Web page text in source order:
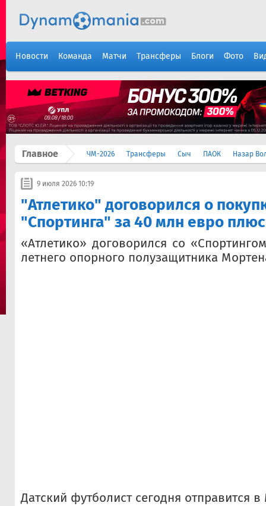
Новости Команда Матчи Трансферы Блоги Фото
Главное ЧМ-2026 Трансферы Сыч ПАОК Назар
9 июля 2026 10:19
"Атлетико" договорился о
"Спортинга" за 40 млн евро
«Атлетико» договорился со
летнего опорного полузащитника
Датский футболист сегодня отправится